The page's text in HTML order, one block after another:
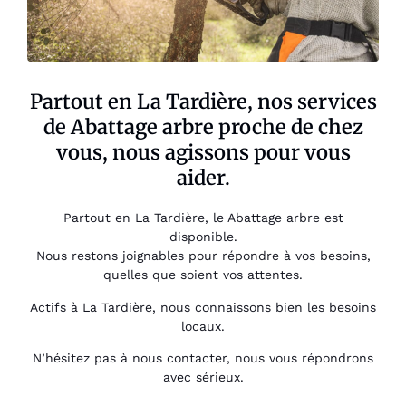
Partout en La Tardière, nos services
de Abattage arbre proche de chez
vous, nous agissons pour vous
aider.
Partout en La Tardière, le Abattage arbre est
disponible.
Nous restons joignables pour répondre à vos besoins,
quelles que soient vos attentes.
Actifs à La Tardière, nous connaissons bien les besoins
locaux.
N’hésitez pas à nous contacter, nous vous répondrons
avec sérieux.